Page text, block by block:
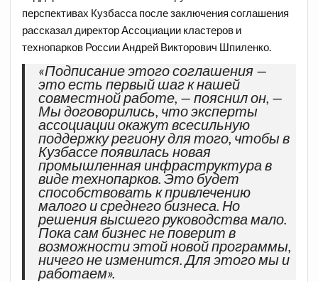
перспективах Кузбасса после заключения соглашения
рассказал директор Ассоциации кластеров и
технопарков России Андрей Викторович Шпиленко.
«Подписание этого соглашения —
это есть первый шаг к нашей
совместной работе, — пояснил он, —
Мы договорились, что эксперты
ассоциации окажут всесильную
поддержку региону для того, чтобы в
Кузбассе появилась новая
промышленная инфраструктура в
виде технопарков. Это будет
способствовать к привлечению
малого и среднего бизнеса. Но
решения высшего руководства мало.
Пока сам бизнес не поверит в
возможности этой новой программы,
ничего не изменится. Для этого мы и
работаем».